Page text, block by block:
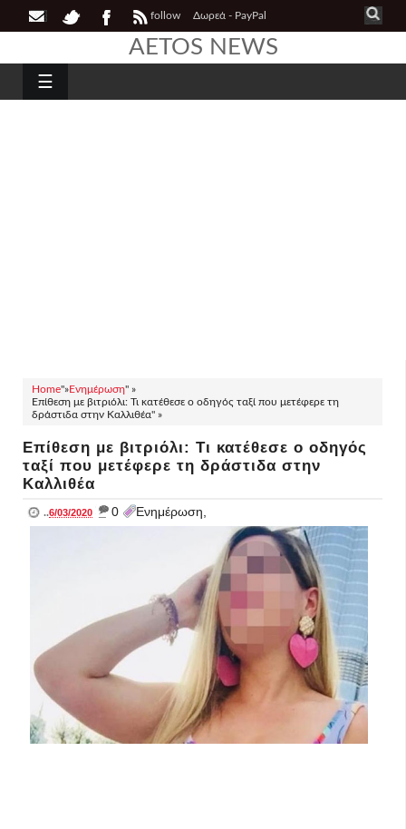
follow Δωρεά - PayPal
AETOS NEWS
☰
Home"»Ενημέρωση" »
Επίθεση με βιτριόλι: Τι κατέθεσε ο οδηγός ταξί που μετέφερε τη
δράστιδα στην Καλλιθέα" »
Επίθεση με βιτριόλι: Τι κατέθεσε ο οδηγός
ταξί που μετέφερε τη δράστιδα στην
Καλλιθέα
..6/03/2020 _ 0 Ενημέρωση,